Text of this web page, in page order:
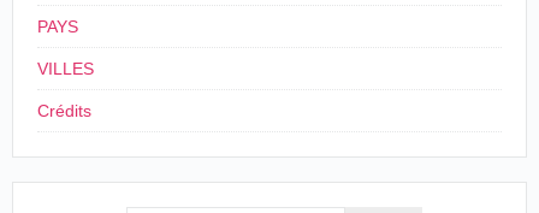
PAYS
VILLES
Crédits